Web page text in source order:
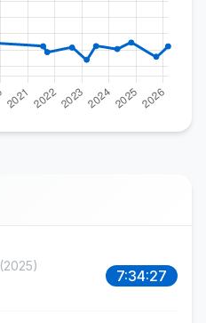
(2025)
7:34:27